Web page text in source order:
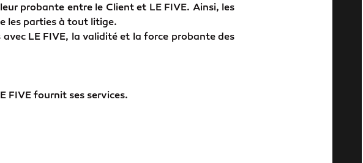
probante entre le Client et LE FIVE. Ainsi, les
les parties à tout litige.
LE FIVE, la validité et la force probante des
FIVE fournit ses services.